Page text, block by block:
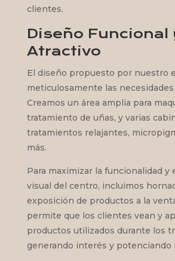
clientes.
Diseño Funcional
Atractivo
El diseño propuesto por nuestro
meticulosamente las necesidades
Creamos un área amplia para
tratamiento de uñas, y varias
tratamientos relajantes,
más.
Para maximizar la funcionalidad y
visual del centro, incluimos
exposición de productos a la
permite que los clientes vean y
productos utilizados durante los
generando interés y potenciando